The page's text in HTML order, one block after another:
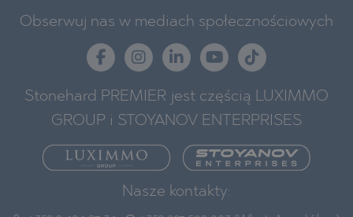
Obserwuj nas w mediach społecznościowych
Stonehard PREMIER jest częścią LUXIMMO
GROUP i STOYANOV ENTERPRISES
Nasze kontakty: